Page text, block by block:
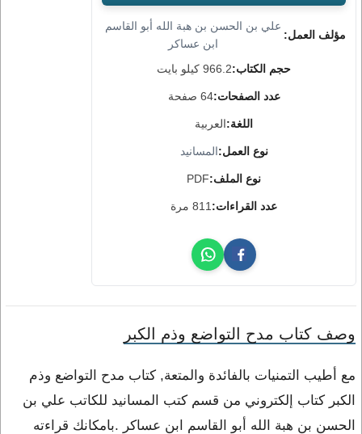
مؤلف العمل:
علي بن الحسن بن هبة الله أبو القاسم
ابن عساكر
حجم الكتاب:966.2 كيلو بايت
عدد الصفحات:64 صفحة
اللغة:العربية
نوع العمل:المسانيد
نوع الملف:PDF
عدد القراءات: 811 مرة
وصف كتاب مدح التواضع وذم الكبر
مع أطيب التمنيات بالفائدة والمتعة, كتاب مدح التواضع وذم
الكبر كتاب إلكتروني من قسم كتب المسانيد للكاتب علي بن
الحسن بن هبة الله أبو القاسم ابن عساكر .بامكانك قراءته